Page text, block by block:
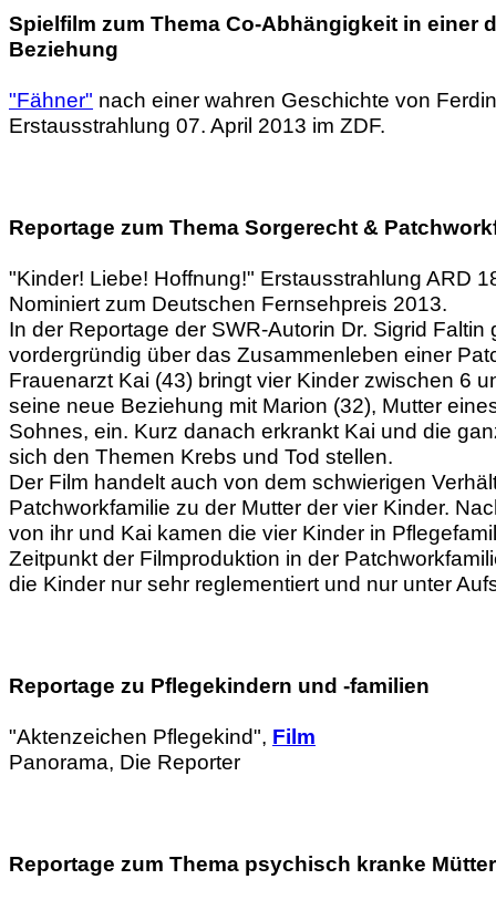
Spielfilm zum Thema Co-Abhängigkeit in einer
Beziehung
"Fähner" nach einer wahren Geschichte von
Erstausstrahlung 07. April 2013 im ZDF.
Reportage zum Thema Sorgerecht &
"Kinder! Liebe! Hoffnung!" Erstausstrahlung ARD
Nominiert zum Deutschen Fernsehpreis 2013.
In der Reportage der SWR-Autorin Dr. Sigrid Faltin
vordergründig über das Zusammenleben einer
Frauenarzt Kai (43) bringt vier Kinder zwischen 6
seine neue Beziehung mit Marion (32), Mutter
Sohnes, ein. Kurz danach erkrankt Kai und die
sich den Themen Krebs und Tod stellen.
Der Film handelt auch von dem schwierigen
Patchworkfamilie zu der Mutter der vier Kinder.
von ihr und Kai kamen die vier Kinder in
Zeitpunkt der Filmproduktion in der
die Kinder nur sehr reglementiert und nur unter
Reportage zu Pflegekindern und -familien
"Aktenzeichen Pflegekind", Film
Panorama, Die Reporter
Reportage zum Thema psychisch kranke Mütter